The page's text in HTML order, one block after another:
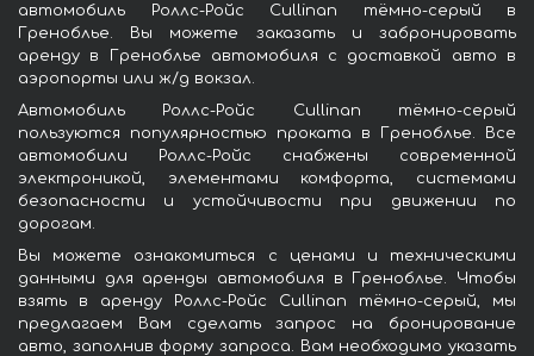
автомобиль Роллс-Ройс Cullinan тёмно-серый в
Греноблье. Вы можете заказать и забронировать
аренду в Греноблье автомобиля с доставкой авто в
аэропорты или ж/д вокзал.
Автомобиль Роллс-Ройс Cullinan тёмно-серый
пользуются популярностью проката в Греноблье. Все
автомобили Роллс-Ройс снабжены современной
электроникой, элементами комфорта, системами
безопасности и устойчивости при движении по
дорогам.
Вы можете ознакомиться с ценами и техническими
данными для аренды автомобиля в Греноблье. Чтобы
взять в аренду Роллс-Ройс Cullinan тёмно-серый, мы
предлагаем Вам сделать запрос на бронирование
авто, заполнив форму запроса. Вам необходимо указать